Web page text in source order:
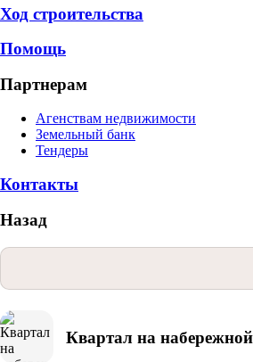
Ход строительства
Помощь
Партнерам
Агенствам недвижимости
Земельный банк
Тендеры
Контакты
Назад
Квартал на